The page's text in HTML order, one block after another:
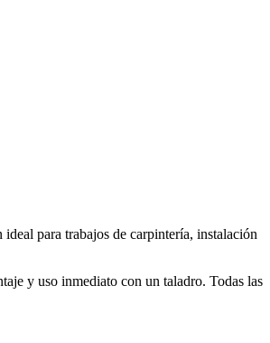
para trabajos de carpintería, instalación
y uso inmediato con un taladro. Todas las